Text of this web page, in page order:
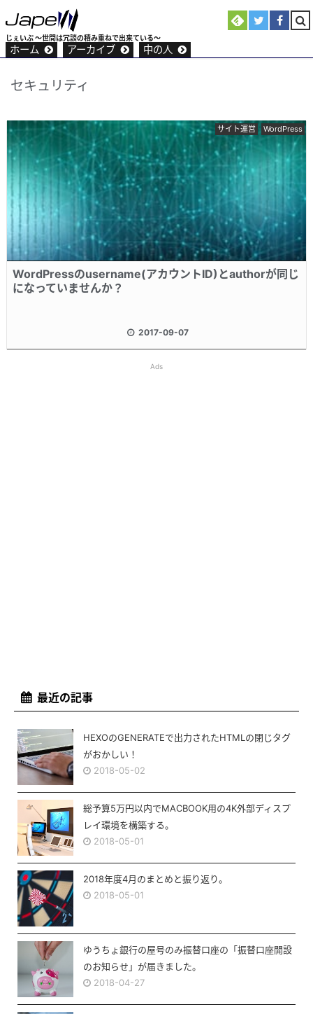
じぇいぷ 〜世間は冗談の積み重ねで出来ている〜
ホーム アーカイブ 中の人
セキュリティ
サイト運営 WordPress
WordPressのusername(アカウントID)とauthorが同じ
になっていませんか？
2017-09-07
Ads
最近の記事
HEXOのGENERATEで出力されたHTMLの閉じタグ
がおかしい！
2018-05-02
総予算5万円以内でMACBOOK用の4K外部ディスプ
レイ環境を構築する。
2018-05-01
2018年度4月のまとめと振り返り。
2018-05-01
ゆうちょ銀行の屋号のみ振替口座の「振替口座開設
のお知らせ」が届きました。
2018-04-27